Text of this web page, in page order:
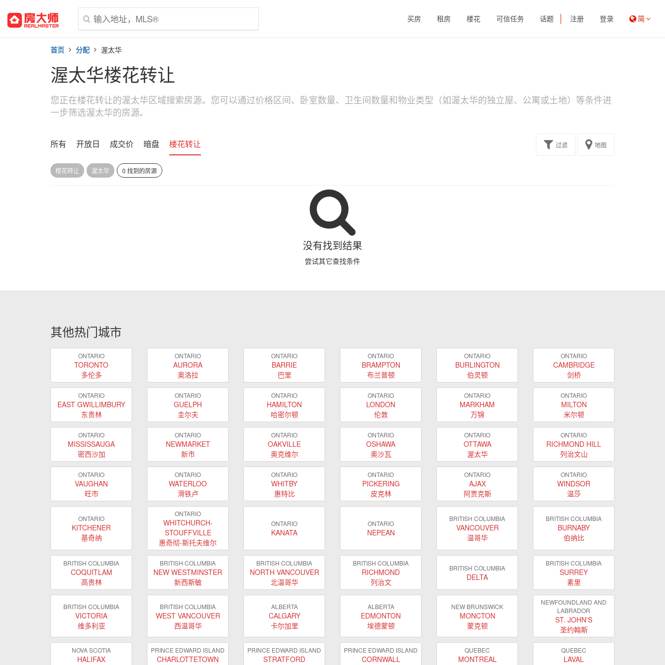
买房 租房 楼花 可信任务 话题 注册 登录 简
首页 分配 渥太华
渥太华楼花转让
您正在楼花转让的渥太华区域搜索房源。您可以通过价格区间、卧室数量、卫生间数量和物业类型（如渥太华的独立屋、公寓或土地）等条件进
一步筛选渥太华的房源。
所有 开放日 成交价 暗盘 楼花转让 过滤 地图
楼花转让 渥太华 0 找到的房源
没有找到结果
尝试其它查找条件
其他热门城市
ONTARIO
TORONTO
多伦多
ONTARIO
AURORA
奥洛拉
ONTARIO
BARRIE
巴里
ONTARIO
BRAMPTON
布兰普顿
ONTARIO
BURLINGTON
伯灵顿
ONTARIO
CAMBRIDGE
剑桥
ONTARIO
EAST GWILLIMBURY
东贵林
ONTARIO
GUELPH
圭尔夫
ONTARIO
HAMILTON
哈密尔顿
ONTARIO
LONDON
伦敦
ONTARIO
MARKHAM
万锦
ONTARIO
MILTON
米尔顿
ONTARIO
MISSISSAUGA
密西沙加
ONTARIO
NEWMARKET
新市
ONTARIO
OAKVILLE
奥克维尔
ONTARIO
OSHAWA
奥沙瓦
ONTARIO
OTTAWA
渥太华
ONTARIO
RICHMOND HILL
列治文山
ONTARIO
VAUGHAN
旺市
ONTARIO
WATERLOO
滑铁卢
ONTARIO
WHITBY
惠特比
ONTARIO
PICKERING
皮克林
ONTARIO
AJAX
阿贾克斯
ONTARIO
WINDSOR
温莎
ONTARIO
KITCHENER
基奇纳
ONTARIO
WHITCHURCH-
STOUFFVILLE
惠奇彻-斯托夫维尔
ONTARIO
KANATA
ONTARIO
NEPEAN
BRITISH COLUMBIA
VANCOUVER
温哥华
BRITISH COLUMBIA
BURNABY
伯纳比
BRITISH COLUMBIA
COQUITLAM
高贵林
BRITISH COLUMBIA
NEW WESTMINSTER
新西斯敏
BRITISH COLUMBIA
NORTH VANCOUVER
北温哥华
BRITISH COLUMBIA
RICHMOND
列治文
BRITISH COLUMBIA
DELTA
BRITISH COLUMBIA
SURREY
素里
BRITISH COLUMBIA
VICTORIA
维多利亚
BRITISH COLUMBIA
WEST VANCOUVER
西温哥华
ALBERTA
CALGARY
卡尔加里
ALBERTA
EDMONTON
埃德蒙顿
NEW BRUNSWICK
MONCTON
蒙克顿
NEWFOUNDLAND AND
LABRADOR
ST. JOHN'S
圣约翰斯
NOVA SCOTIA
HALIFAX
PRINCE EDWARD ISLAND
CHARLOTTETOWN
PRINCE EDWARD ISLAND
STRATFORD
PRINCE EDWARD ISLAND
CORNWALL
QUEBEC
MONTREAL
QUEBEC
LAVAL